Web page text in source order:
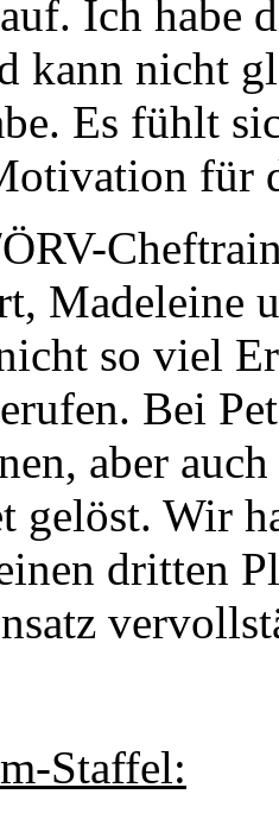
Ich habe
kann nicht
Es fühlt
für
Madeleine
so viel
Bei
aber
gelöst. Wir
dritten
Staffel: